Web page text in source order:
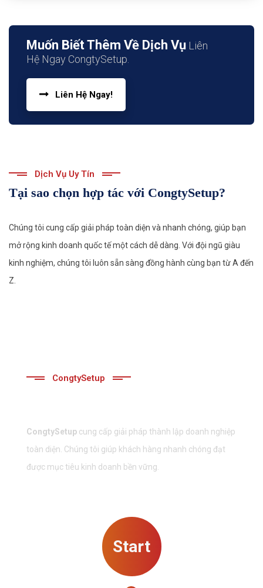
Muốn Biết Thêm Về Dịch Vụ Liên
Hệ Ngay CongtySetup.
Liên Hệ Ngay!
Dịch Vụ Uy Tín
Tại sao chọn hợp tác với CongtySetup?
Chúng tôi cung cấp giải pháp toàn diện và nhanh chóng, giúp bạn
mở rộng kinh doanh quốc tế một cách dễ dàng. Với đội ngũ giàu
kinh nghiệm, chúng tôi luôn sẵn sàng đồng hành cùng bạn từ A đến
Z.
CongtySetup
CongtySetup cung cấp giải pháp thành lập doanh nghiệp
toàn diện. Chúng tôi giúp khách hàng nhanh chóng đạt
được mục tiêu kinh doanh bền vững.
Start